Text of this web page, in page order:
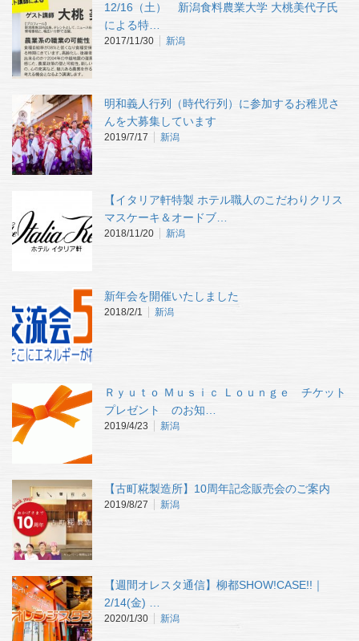
12/16（土） 新潟食料農業大学 大桃美代子氏
による特…
2017/11/30 新潟
明和義人行列（時代行列）に参加するお稚児さ
んを大募集しています
2019/7/17 新潟
【イタリア軒特製 ホテル職人のこだわりクリス
マスケーキ＆オードブ…
2018/11/20 新潟
新年会を開催いたしました
2018/2/1 新潟
Ｒｙｕｔｏ Ｍｕｓｉｃ Ｌｏｕｎｇｅ チケット
プレゼント のお知…
2019/4/23 新潟
【古町糀製造所】10周年記念販売会のご案内
2019/8/27 新潟
【週間オレスタ通信】柳都SHOW!CASE!!｜
2/14(金) …
2020/1/30 新潟